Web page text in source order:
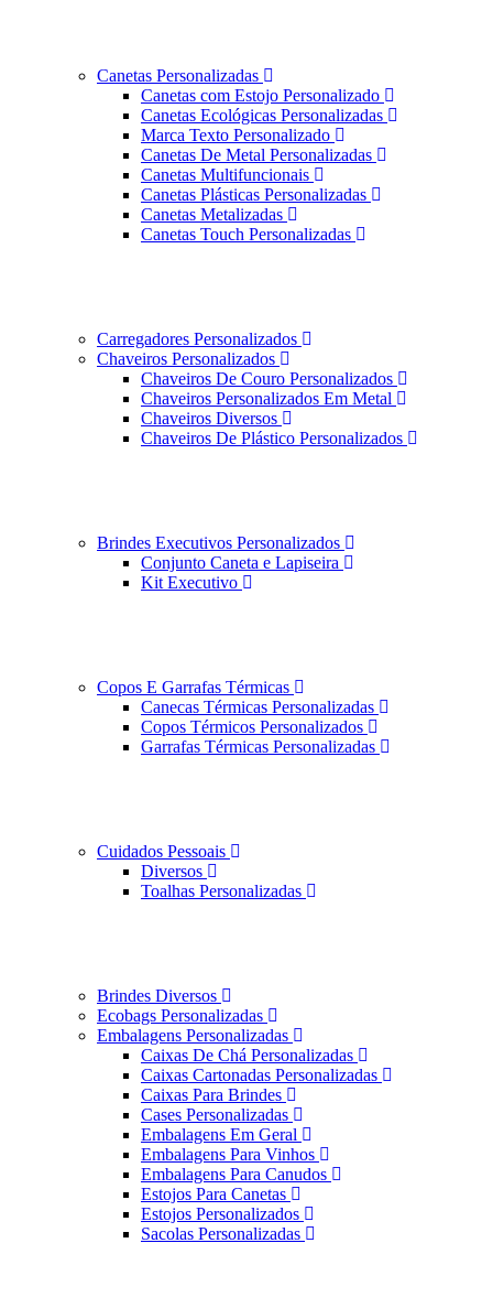
Canetas Personalizadas
Canetas com Estojo Personalizado
Canetas Ecológicas Personalizadas
Marca Texto Personalizado
Canetas De Metal Personalizadas
Canetas Multifuncionais
Canetas Plásticas Personalizadas
Canetas Metalizadas
Canetas Touch Personalizadas
Carregadores Personalizados
Chaveiros Personalizados
Chaveiros De Couro Personalizados
Chaveiros Personalizados Em Metal
Chaveiros Diversos
Chaveiros De Plástico Personalizados
Brindes Executivos Personalizados
Conjunto Caneta e Lapiseira
Kit Executivo
Copos E Garrafas Térmicas
Canecas Térmicas Personalizadas
Copos Térmicos Personalizados
Garrafas Térmicas Personalizadas
Cuidados Pessoais
Diversos
Toalhas Personalizadas
Brindes Diversos
Ecobags Personalizadas
Embalagens Personalizadas
Caixas De Chá Personalizadas
Caixas Cartonadas Personalizadas
Caixas Para Brindes
Cases Personalizadas
Embalagens Em Geral
Embalagens Para Vinhos
Embalagens Para Canudos
Estojos Para Canetas
Estojos Personalizados
Sacolas Personalizadas